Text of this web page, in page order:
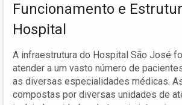
Funcionamento e
Hospital
A infraestrutura do Hospital São José
atender a um vasto número de
as diversas especialidades médicas.
compostas por diversas unidades de